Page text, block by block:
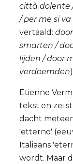
città dolente
/ per me si
vertaald:
smarten /
lijden / door
verdoemden
Etienne
tekst en zei
dacht
'etterno'
Italiaans
wordt. Maar